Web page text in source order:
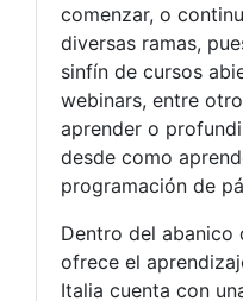
comenzar, o
diversas ramas,
sinfín de cursos
webinars, entre
aprender o
desde como
programación de
Dentro del abanico
ofrece el
Italia cuenta con